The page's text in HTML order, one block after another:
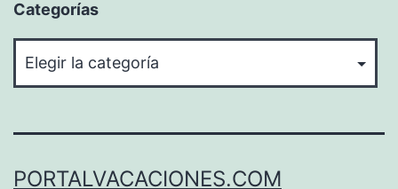
Categorías
PORTALVACACIONES.COM